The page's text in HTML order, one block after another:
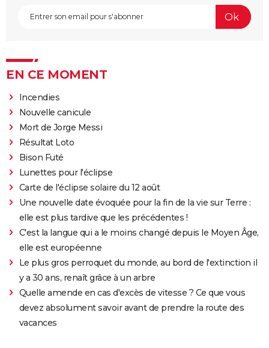
EN CE MOMENT
Incendies
Nouvelle canicule
Mort de Jorge Messi
Résultat Loto
Bison Futé
Lunettes pour l'éclipse
Carte de l'éclipse solaire du 12 août
Une nouvelle date évoquée pour la fin de la vie sur Terre :
elle est plus tardive que les précédentes !
C'est la langue qui a le moins changé depuis le Moyen Âge,
elle est européenne
Le plus gros perroquet du monde, au bord de l'extinction il
y a 30 ans, renaît grâce à un arbre
Quelle amende en cas d'excès de vitesse ? Ce que vous
devez absolument savoir avant de prendre la route des
vacances